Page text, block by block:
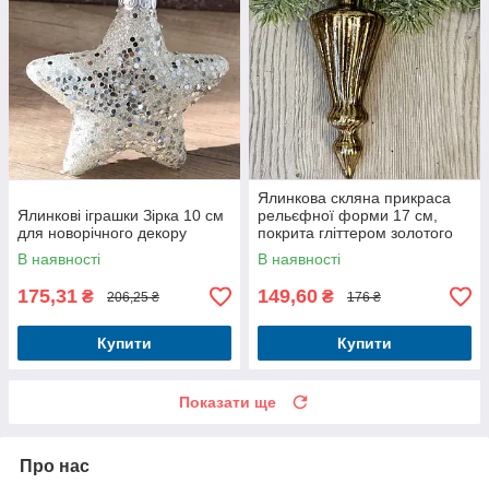
Ялинкові іграшки Зірка 10 см
для новорічного декору
В наявності
175,31 ₴ 206,25 ₴
Купити
Ялинкова скляна прикраса
рельєфної форми 17 см,
покрита гліттером золотого
кольору.
В наявності
149,60 ₴ 176 ₴
Купити
Показати ще
Про нас